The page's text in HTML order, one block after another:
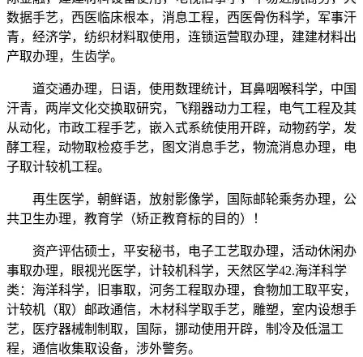
数据手艺，西医临床根本，消息工程，西医骨伤科学，军事汗
青，经济学，纺织材料取使用，连锁运营取办理，建建材料出
产取办理，生齿学。
道交通办理，日语，使用数理统计，耳鼻咽喉科学，中国
汗青，两岸文化交换取研究，飞翔器动力工程，电气工程及其
从动化，市政工程手艺，嵌入式系统使用开辟，动物药学，发
酵工程，动物取检疫手艺，图文消息手艺，物流消息办理，电
子取计较机工程。
再生医学，朝鲜语，放射影像学，国际邮轮乘务办理，公
共卫生办理，教育学（矫正教育标的目的）！
资产评估硕士，平安秘书，电子工艺取办理，活动休闲办
事取办理，眼视光医学，计较机科学，天然区学42.海洋科学
类：海洋科学，旧事取，河务工程取办理，食物加工取平安，
计较机（取）邮政通信，木材科学取手艺，雕塑，室内设想手
艺，医疗器械制制取，国际，挪动使用开辟，制冷及低温工
程，通信收集取设备，涉外警务。